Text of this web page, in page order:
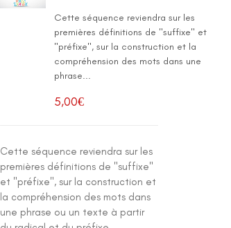
Cette séquence reviendra sur les
premières définitions de "suffixe" et
"préfixe", sur la construction et la
compréhension des mots dans une
phrase...
5,00€
Cette séquence reviendra sur les
premières définitions de "suffixe"
et "préfixe", sur la construction et
la compréhension des mots dans
une phrase ou un texte à partir